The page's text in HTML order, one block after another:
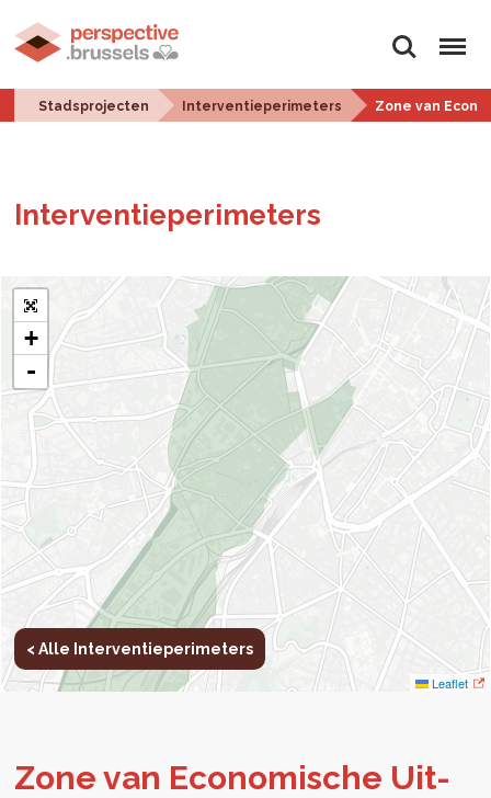
Zoeken Menu
Stadsprojecten Interventieperimeters Zone van
In­ter­ven­tie­pe­ri­me­ters
+
-
Leaflet
< Alle Interventieperimeters
Zone van Eco­no­mi­sche Uit­